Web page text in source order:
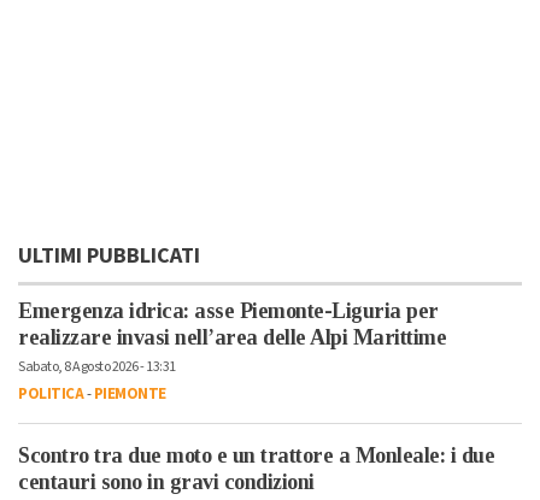
ULTIMI PUBBLICATI
Emergenza idrica: asse Piemonte-Liguria per
realizzare invasi nell’area delle Alpi Marittime
Sabato, 8 Agosto 2026 - 13:31
POLITICA-PIEMONTE
Scontro tra due moto e un trattore a Monleale: i due
centauri sono in gravi condizioni